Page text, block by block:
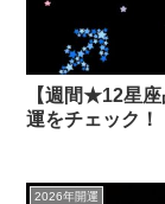
【週間★12星
運をチェック！
2026年開運